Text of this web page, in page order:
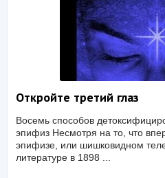
Откройте третий глаз
Восемь способов
эпифиз Несмотря на то, что
эпифизе, или шишковидном
литературе в 1898 ...